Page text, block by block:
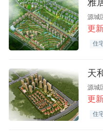
雅
源城
更
住
天
源城
更
住